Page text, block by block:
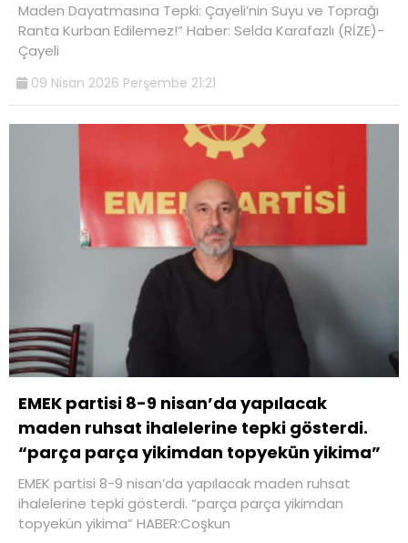
Maden Dayatmasına Tepki: Çayeli’nin Suyu ve Toprağı
Ranta Kurban Edilemez!” Haber: Selda Karafazlı (RİZE)-
Çayeli
09 Nisan 2026 Perşembe 21:21
EMEK partisi 8-9 nisan’da yapılacak
maden ruhsat ihalelerine tepki gösterdi.
“parça parça yikimdan topyekün yikima”
EMEK partisi 8-9 nisan’da yapılacak maden ruhsat
ihalelerine tepki gösterdi. “parça parça yikimdan
topyekün yikima” HABER:Coşkun